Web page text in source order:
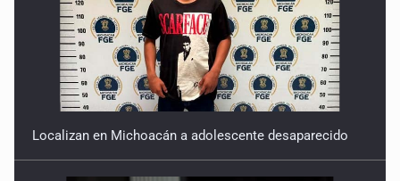
Localizan en Michoacán a adolescente desaparecido